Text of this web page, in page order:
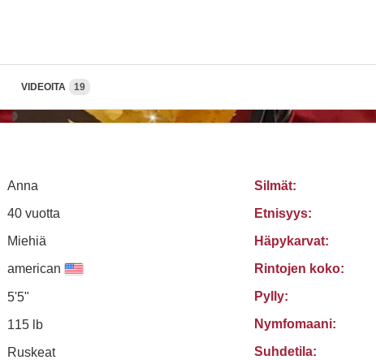
VIDEOITA 19
Anna
40 vuotta
Miehiä
american
5'5"
115 lb
Ruskeat
Silmät:
Etnisyys:
Häpykarvat:
Rintojen koko:
Pylly:
Nymfomaani:
Suhdetila: